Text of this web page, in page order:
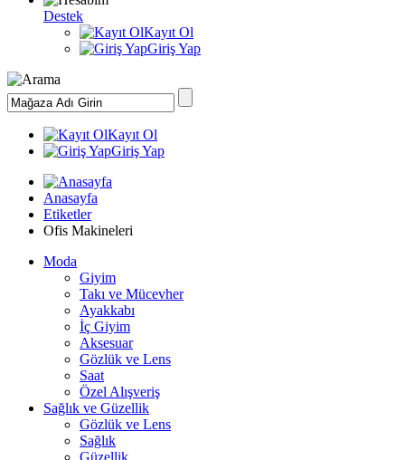
Destek
Kayıt Ol
Giriş Yap
Kayıt Ol
Giriş Yap
Anasayfa
Etiketler
Ofis Makineleri
Moda
Giyim
Takı ve Mücevher
Ayakkabı
İç Giyim
Aksesuar
Gözlük ve Lens
Saat
Özel Alışveriş
Sağlık ve Güzellik
Gözlük ve Lens
Sağlık
Güzellik